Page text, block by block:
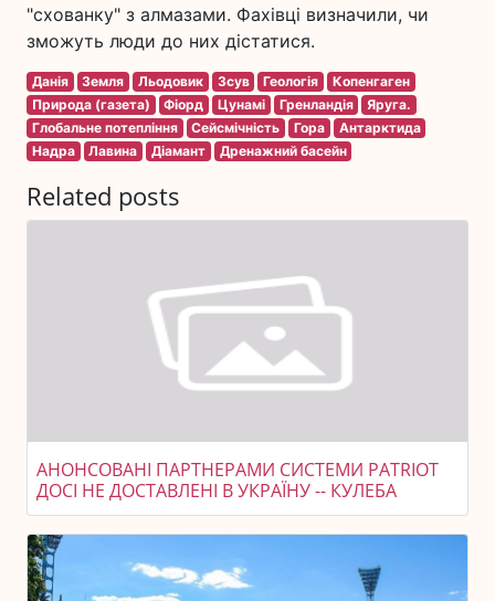
"схованку" з алмазами. Фахівці визначили, чи
зможуть люди до них дістатися.
Данія Земля Льодовик Зсув Геологія
Копенгаген
Природа (газета)
Фіорд Цунамі Гренландія
Яруга.
Глобальне потепління
Сейсмічність Гора
Антарктида
Надра
Лавина Діамант Дренажний басейн
Related posts
АНОНСОВАНІ ПАРТНЕРАМИ СИСТЕМИ PATRIOT
ДОСІ НЕ ДОСТАВЛЕНІ В УКРАЇНУ -- КУЛЕБА